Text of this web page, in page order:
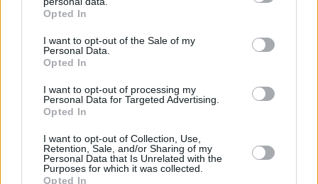
grant or deny consent to Google and its third-party tags to
use your data for below specified purposes in below Google
consent section.
Opted In
I want to opt-out of the Sale of my
Personal Data.
Opted In
I want to opt-out of processing my
Personal Data for Targeted Advertising.
Opted In
I want to opt-out of Collection, Use,
Retention, Sale, and/or Sharing of my
Personal Data that Is Unrelated with the
Purposes for which it was collected.
Opted In
10.08.2026, 11:37